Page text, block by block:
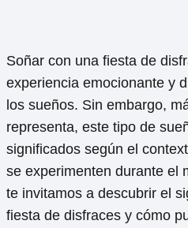
Soñar con una fiesta de
experiencia emocionante y
los sueños. Sin embargo,
representa, este tipo de
significados según el
se experimenten durante el
te invitamos a descubrir el
fiesta de disfraces y cómo